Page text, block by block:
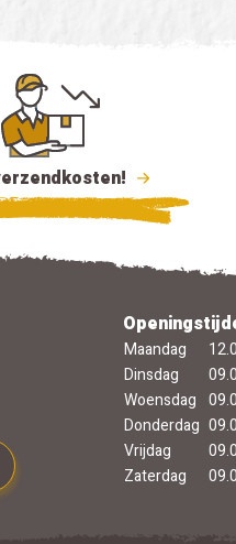
Maandag
Dinsdag
Woensdag
Donderdag
Vrijdag
Zaterdag